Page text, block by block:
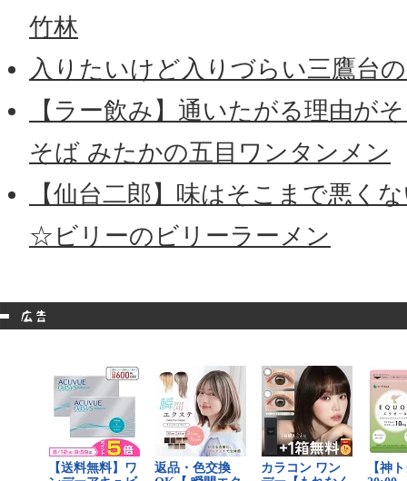
竹林
入りたいけど入りづらい三鷹台
【ラー飲み】通いたがる理由が
そば みたかの五目ワンタンメン
【仙台二郎】味はそこまで悪く
☆ビリーのビリーラーメン